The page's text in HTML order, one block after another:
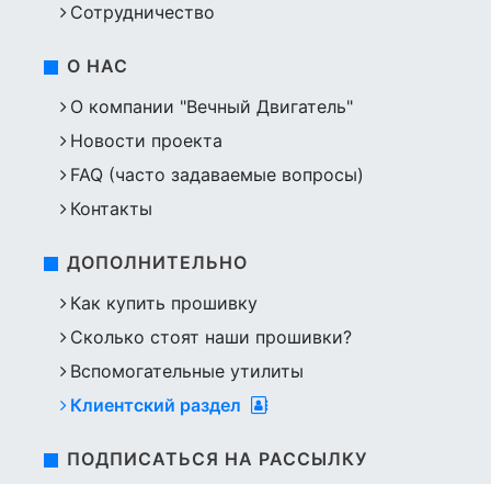
Сотрудничество
О НАС
О компании "Вечный Двигатель"
Новости проекта
FAQ (часто задаваемые вопросы)
Контакты
ДОПОЛНИТЕЛЬНО
Как купить прошивку
Сколько стоят наши прошивки?
Вспомогательные утилиты
Клиентский раздел
ПОДПИСАТЬСЯ НА РАССЫЛКУ